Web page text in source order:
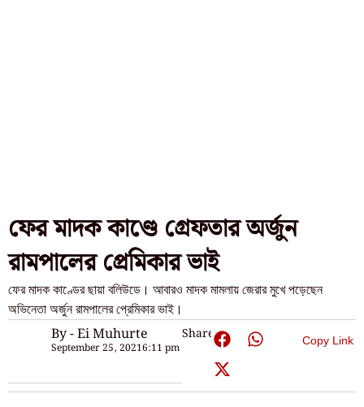
ফের মাদক কাণ্ডে গ্রেফতার অর্জুন
রামপালের প্রেমিকার ভাই
ফের মাদক কাণ্ডের ছায়া বলিউডে। আবারও মাদক মামলায় জেরার মুখে পড়েছেন
অভিনেতা অর্জুন রামপালের প্রেমিকার ভাই।
By - Ei Muhurte
September 25, 20216:11 pm
Share: Copy Link